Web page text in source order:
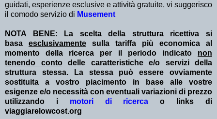
guidati, esperienze esclusive e attività gratuite, vi suggerisco
il comodo servizio di Musement
NOTA BENE: La scelta della struttura ricettiva si
basa esclusivamente sulla tariffa più economica al
momento della ricerca per il periodo indicato non
tenendo contodelle caratteristiche e/o servizi della
struttura stessa. La stessa può essere ovviamente
sostituita a vostro piacimento in base alle vostre
esigenze e/o necessità con eventuali variazioni di prezzo
utilizzando i motori di ricerca o links di
viaggiarelowcost.org